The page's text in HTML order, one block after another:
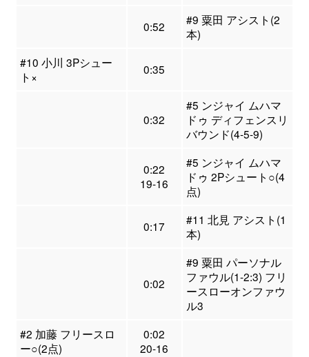
0:52
#9 粟田 アシスト(2
本)
#10 小川 3Pシュー
ト×
0:35
0:32
#5 ンジャイ ムハマ
ドゥ ディフェンスリ
バウンド(4-5-9)
0:22
19-16
#5 ンジャイ ムハマ
ドゥ 2Pシュート○(4
点)
0:17
#11 北見 アシスト(1
本)
0:02
#9 粟田 パーソナル
ファウル(1-2:3) フリ
ースローオンファウ
ル3
#2 加藤 フリースロ
ー○(2点)
0:02
20-16